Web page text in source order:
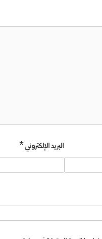
البريد الإلكتروني*